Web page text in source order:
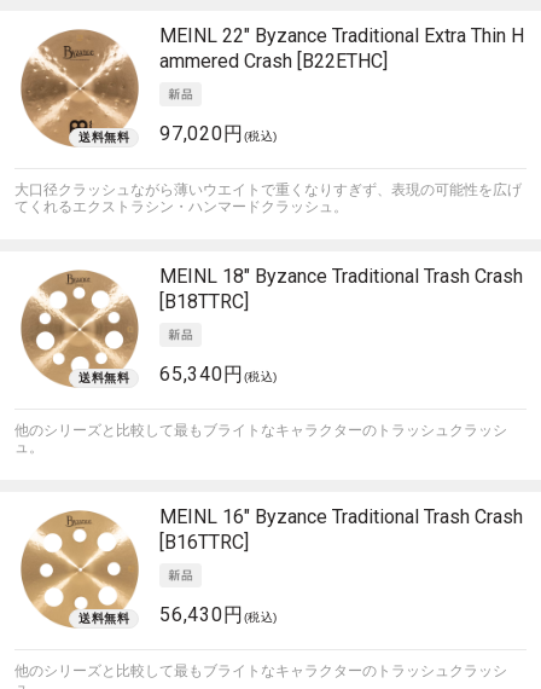
MEINL 22" Byzance Traditional Extra Thin H
ammered Crash [B22ETHC]
97,020円 (税込)
大口径クラッシュながら薄いウエイトで重くなりすぎず、表現の可能性を広げ
てくれるエクストラシン・ハンマードクラッシュ。
MEINL 18" Byzance Traditional Trash Crash
[B18TTRC]
65,340円 (税込)
他のシリーズと比較して最もブライトなキャラクターのトラッシュクラッシ
ュ。
MEINL 16" Byzance Traditional Trash Crash
[B16TTRC]
56,430円 (税込)
他のシリーズと比較して最もブライトなキャラクターのトラッシュクラッシ